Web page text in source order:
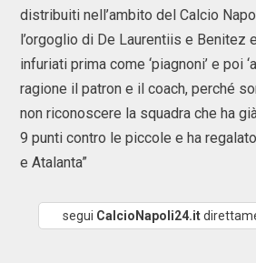
distribuiti nell’ambito del Calcio
l’orgoglio di De Laurentiis e Benitez
infuriati prima come ‘piagnoni’ e poi
ragione il patron e il coach, perché
non riconoscere la squadra che ha
9 punti contro le piccole e ha
e Atalanta”
segui CalcioNapoli24.it